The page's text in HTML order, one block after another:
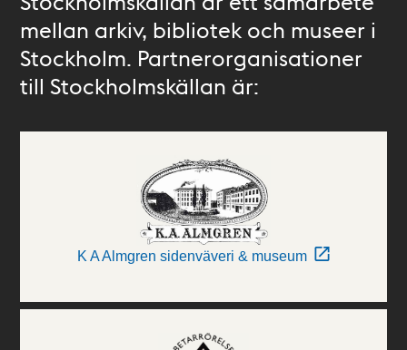
mellan arkiv, bibliotek och museer i
Stockholm. Partnerorganisationer
till Stockholmskällan är:
K A Almgren sidenväveri & museum